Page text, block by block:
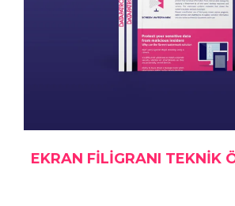
EKRAN FILIGRANI TEKNIK